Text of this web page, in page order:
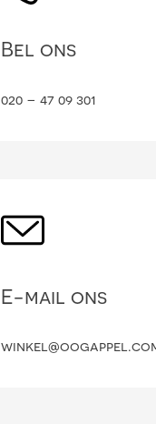
Bel ons
020 – 47 09 301
E-mail ons